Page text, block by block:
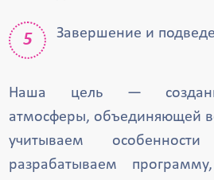
Завершение и
Наша цель —
атмосферы, объединяющей
учитываем
разрабатываем